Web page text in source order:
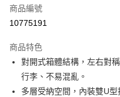
悠遊付
全盈+PAY
大哥付你分期
相關說明
商品編號
10775191
商品特色
對開式箱體結構，左右對
行李、不易混亂。
多層受納空間，內裝雙U